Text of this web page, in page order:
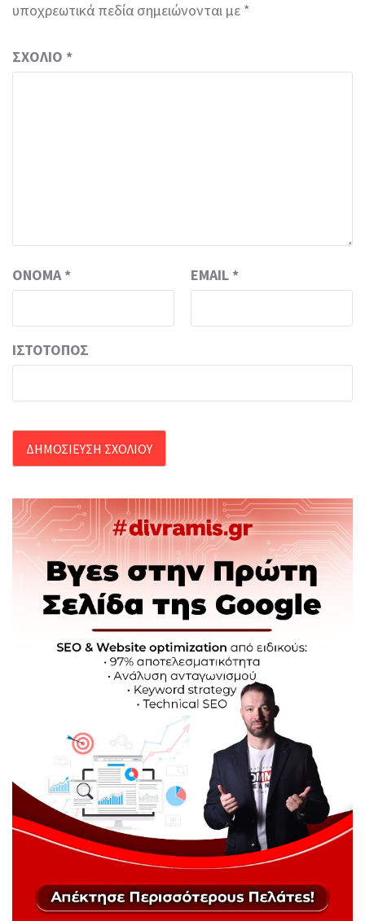
υποχρεωτικά πεδία σημειώνονται με *
ΣΧΌΛΙΟ *
ΌΝΟΜΑ* EMAIL *
ΙΣΤΌΤΟΠΟΣ